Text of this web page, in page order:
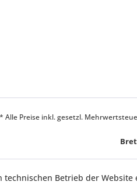
* Alle Preise inkl. gesetzl.
technischen Betrieb der